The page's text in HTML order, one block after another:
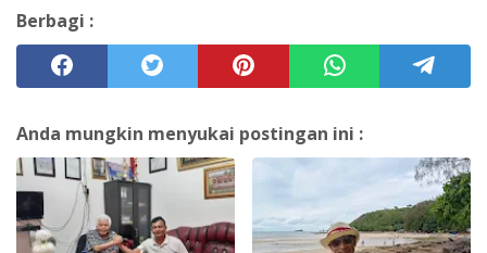
Berbagi :
Anda mungkin menyukai postingan ini :